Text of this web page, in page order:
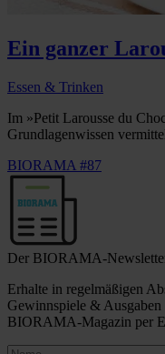
Ein ganzer
Essen & Trinken
Im »Petit Larousse du
Grundlagenwissen
BIORAMA #87
Der BIORAMA-
Erhalte in regelmäßigen
Gewinnspiele &
BIORAMA-Magazin per